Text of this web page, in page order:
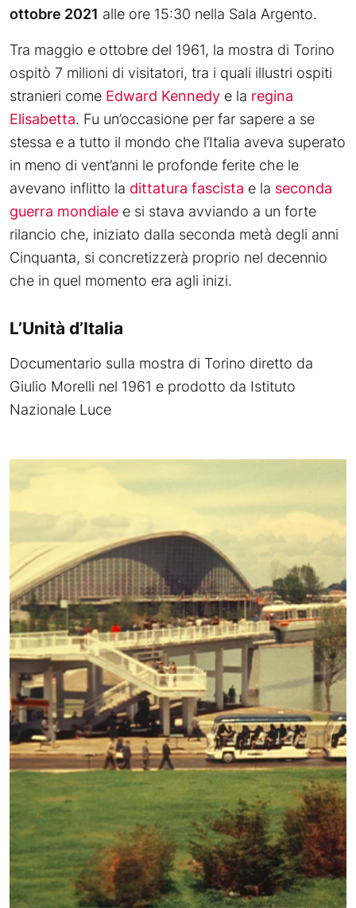
ottobre 2021 alle ore 15:30 nella Sala Argento.
Tra maggio e ottobre del 1961, la mostra di Torino
ospitò 7 milioni di visitatori, tra i quali illustri ospiti
stranieri come Edward Kennedy e la regina
Elisabetta. Fu un’occasione per far sapere a se
stessa e a tutto il mondo che l’Italia aveva superato
in meno di vent’anni le profonde ferite che le
avevano inflitto la dittatura fascista e la seconda
guerra mondiale e si stava avviando a un forte
rilancio che, iniziato dalla seconda metà degli anni
Cinquanta, si concretizzerà proprio nel decennio
che in quel momento era agli inizi.
L’Unità d’Italia
Documentario sulla mostra di Torino diretto da
Giulio Morelli nel 1961 e prodotto da Istituto
Nazionale Luce